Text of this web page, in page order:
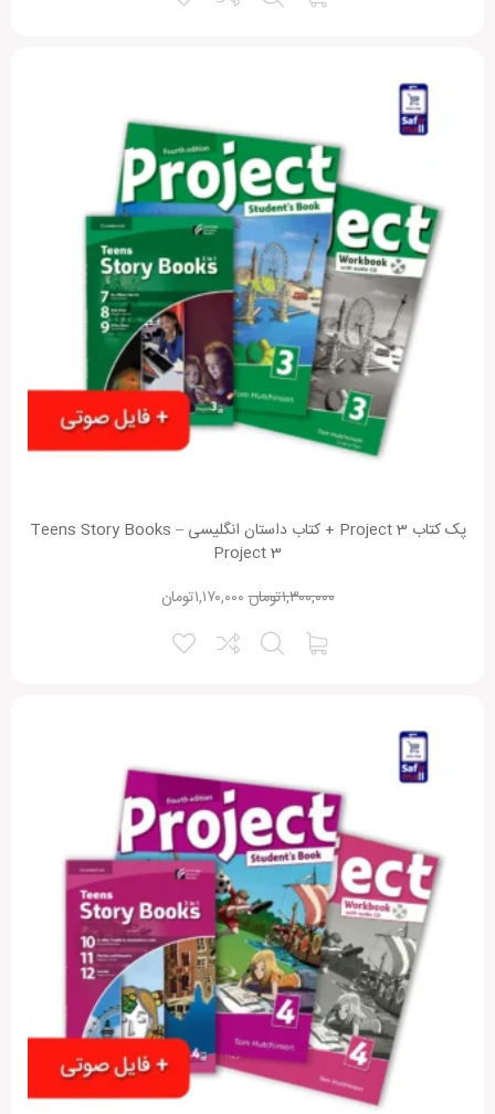
پک کتاب Project 3 + کتاب داستان انگلیسی Teens Story Books –
Project 3
تومان۱,۳۰۰,۰۰۰ تومان۱,۱۷۰,۰۰۰